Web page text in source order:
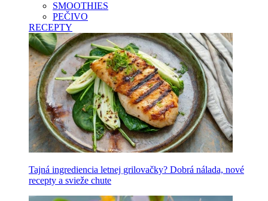
SMOOTHIES
PEČIVO
RECEPTY
Tajná ingrediencia letnej grilovačky? Dobrá nálada, nové
recepty a svieže chute